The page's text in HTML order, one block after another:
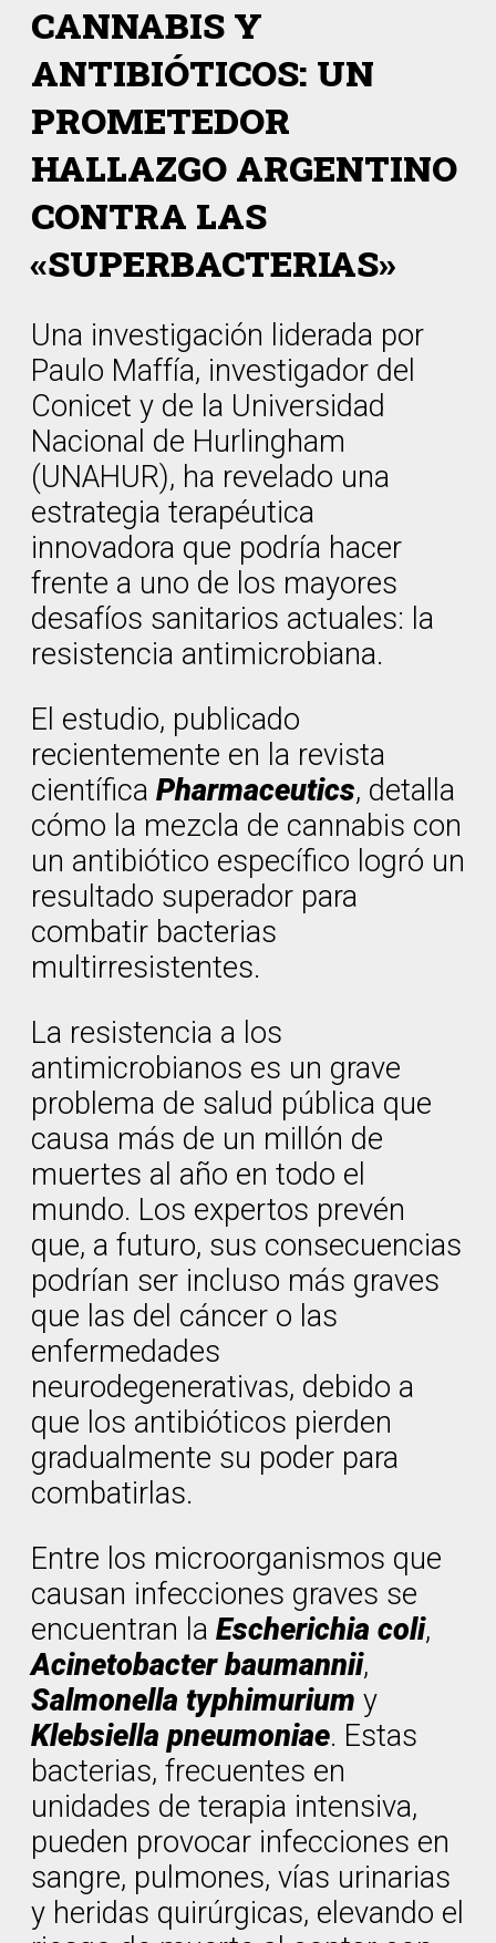
CANNABIS Y
ANTIBIÓTICOS: UN
PROMETEDOR
HALLAZGO ARGENTINO
CONTRA LAS
«SUPERBACTERIAS»
Una investigación liderada por
Paulo Maffía, investigador del
Conicet y de la Universidad
Nacional de Hurlingham
(UNAHUR), ha revelado una
estrategia terapéutica
innovadora que podría hacer
frente a uno de los mayores
desafíos sanitarios actuales: la
resistencia antimicrobiana.
El estudio, publicado
recientemente en la revista
científica Pharmaceutics, detalla
cómo la mezcla de cannabis con
un antibiótico específico logró un
resultado superador para
combatir bacterias
multirresistentes.
La resistencia a los
antimicrobianos es un grave
problema de salud pública que
causa más de un millón de
muertes al año en todo el
mundo. Los expertos prevén
que, a futuro, sus consecuencias
podrían ser incluso más graves
que las del cáncer o las
enfermedades
neurodegenerativas, debido a
que los antibióticos pierden
gradualmente su poder para
combatirlas.
Entre los microorganismos que
causan infecciones graves se
encuentran la Escherichia coli,
Acinetobacter baumannii,
Salmonella typhimurium y
Klebsiella pneumoniae. Estas
bacterias, frecuentes en
unidades de terapia intensiva,
pueden provocar infecciones en
sangre, pulmones, vías urinarias
y heridas quirúrgicas, elevando el